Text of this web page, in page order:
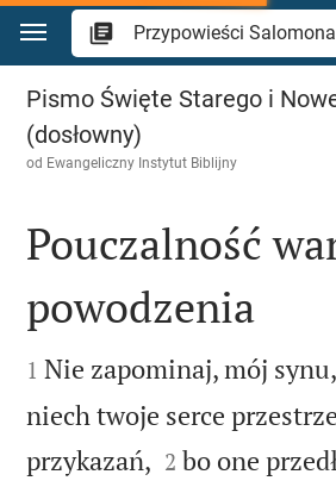
Przejdź do treści
Przypowieści Salomona 3
Pismo Święte Starego i
(dosłowny)
od Ewangeliczny Instytut Biblijny

Pouczalność
powodzenia

1 Nie zapominaj, mój
niech twoje serce
przykazań, 

2 bo one